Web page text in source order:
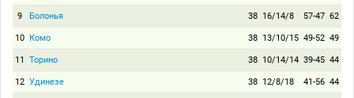
9 Болонья 38 16/14/8 57-47 62
10 Комо 38 13/10/15 49-52 49
11 Торино 38 10/14/14 39-45 44
12 Удинезе 38 12/8/18 41-56 44